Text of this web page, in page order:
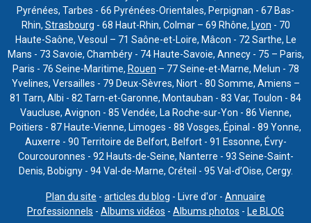
Pyrénées, Tarbes - 66 Pyrénées-Orientales, Perpignan - 67 Bas-
Rhin, Strasbourg - 68 Haut-Rhin, Colmar – 69 Rhône, Lyon - 70
Haute-Saône, Vesoul – 71 Saône-et-Loire, Mâcon - 72 Sarthe, Le
Mans - 73 Savoie, Chambéry - 74 Haute-Savoie, Annecy - 75 – Paris,
Paris - 76 Seine-Maritime, Rouen – 77 Seine-et-Marne, Melun - 78
Yvelines, Versailles - 79 Deux-Sèvres, Niort - 80 Somme, Amiens –
81 Tarn, Albi - 82 Tarn-et-Garonne, Montauban - 83 Var, Toulon - 84
Vaucluse, Avignon - 85 Vendée, La Roche-sur-Yon - 86 Vienne,
Poitiers - 87 Haute-Vienne, Limoges - 88 Vosges, Épinal - 89 Yonne,
Auxerre - 90 Territoire de Belfort, Belfort - 91 Essonne, Évry-
Courcouronnes - 92 Hauts-de-Seine, Nanterre - 93 Seine-Saint-
Denis, Bobigny - 94 Val-de-Marne, Créteil - 95 Val-d’Oise, Cergy.
Plan du site - articles du blog - Livre d'or - Annuaire
Professionnels - Albums vidéos - Albums photos - Le BLOG